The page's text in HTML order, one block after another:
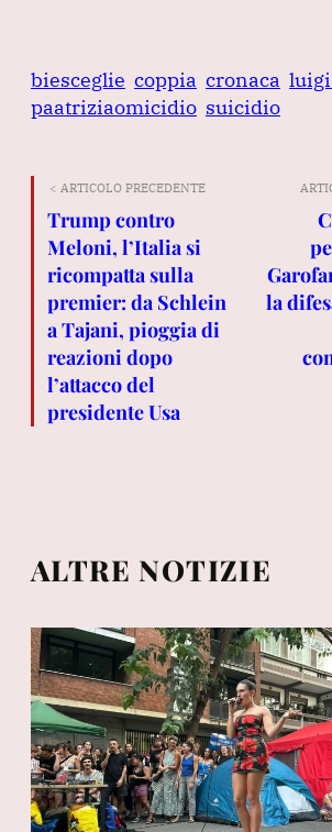
biesceglie coppia cronaca luigi
paatriziaomicidio suicidio
< ARTICOLO PRECEDENTE
Trump contro
Meloni, l’Italia si
ricompatta sulla
premier: da Schlein
a Tajani, pioggia di
reazioni dopo
l’attacco del
presidente Usa
la
ALTRE NOTIZIE